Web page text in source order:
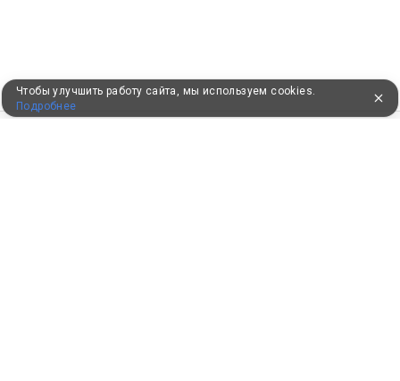
Чтобы улучшить работу сайта, мы используем cookies.
Подробнее